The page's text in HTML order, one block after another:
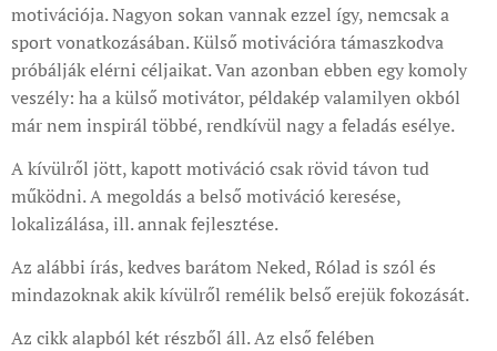
motivációja. Nagyon sokan vannak ezzel így, nemcsak a
sport vonatkozásában. Külső motivációra támaszkodva
próbálják elérni céljaikat. Van azonban ebben egy komoly
veszély: ha a külső motivátor, példakép valamilyen okból
már nem inspirál többé, rendkívül nagy a feladás esélye.
A kívülről jött, kapott motiváció csak rövid távon tud
működni. A megoldás a belső motiváció keresése,
lokalizálása, ill. annak fejlesztése.
Az alábbi írás, kedves barátom Neked, Rólad is szól és
mindazoknak akik kívülről remélik belső erejük fokozását.
Az cikk alapból két részből áll. Az első felében